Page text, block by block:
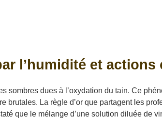
l’humidité et actions
sombres dues à l’oxydation du tain. Ce
brutales. La règle d’or que partagent les
que le mélange d’une solution diluée de